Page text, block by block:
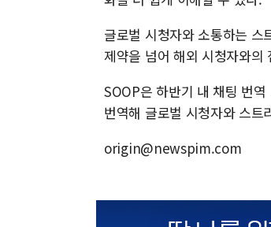
글로벌 시청자와 소통하는 스
제약을 넘어 해외 시청자와의
SOOP은 하반기 내 채팅 번
번역해 글로벌 시청자와 스
origin@newspim.com